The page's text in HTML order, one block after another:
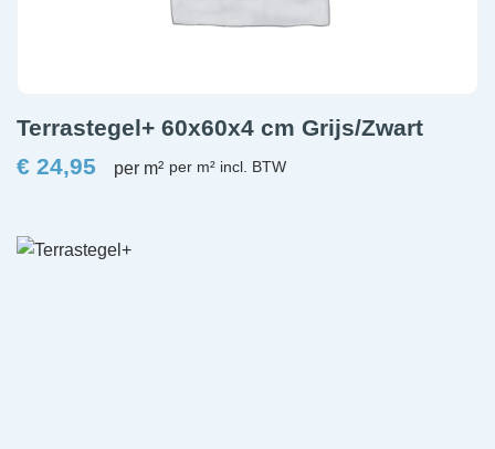
Terrastegel+ 60x60x4 cm Grijs/Zwart
€ 24,95 per m²